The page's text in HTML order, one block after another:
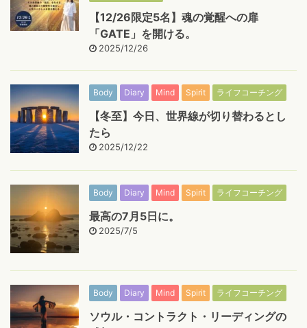
【12/26限定5名】魂の覚醒への扉
「GATE」を開ける。
2025/12/26
Body Diary Mind Spirit ライフコーチング
【冬至】今日、世界線が切り替わるとし
たら
2025/12/22
Body Diary Mind Spirit ライフコーチング
最高の7月5日に。
2025/7/5
Body Diary Mind Spirit ライフコーチング
ソウル・コントラクト・リーディングの